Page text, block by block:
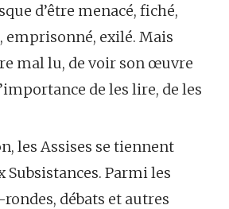
d’être menacé, fiché,
emprisonné, exilé. Mais
mal lu, de voir son œuvre
de les lire, de les
les Assises se tiennent
Subsistances. Parmi les
débats et autres